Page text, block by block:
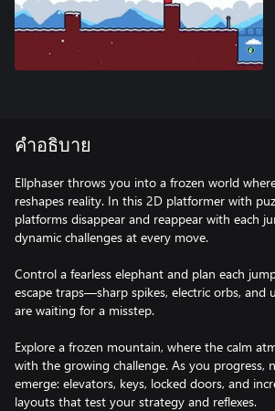
คำอธิบาย
Ellphaser throws you into a frozen world
reshapes reality. In this 2D platformer with
platforms disappear and reappear with each
dynamic challenges at every move.
Control a fearless elephant and plan each
escape traps—sharp spikes, electric orbs, and
are waiting for a misstep.
Explore a frozen mountain, where the calm
with the growing challenge. As you progress,
emerge: elevators, keys, locked doors, and
layouts that test your strategy and reflexes.